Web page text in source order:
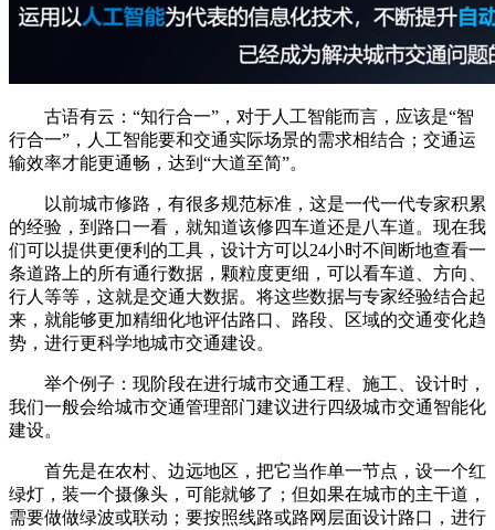
古语有云：“知行合一”，对于人工智能而言，应该是“智
行合一”，人工智能要和交通实际场景的需求相结合；交通运
输效率才能更通畅，达到“大道至简”。
以前城市修路，有很多规范标准，这是一代一代专家积累
的经验，到路口一看，就知道该修四车道还是八车道。现在我
们可以提供更便利的工具，设计方可以24小时不间断地查看一
条道路上的所有通行数据，颗粒度更细，可以看车道、方向、
行人等等，这就是交通大数据。将这些数据与专家经验结合起
来，就能够更加精细化地评估路口、路段、区域的交通变化趋
势，进行更科学地城市交通建设。
举个例子：现阶段在进行城市交通工程、施工、设计时，
我们一般会给城市交通管理部门建议进行四级城市交通智能化
建设。
首先是在农村、边远地区，把它当作单一节点，设一个红
绿灯，装一个摄像头，可能就够了；但如果在城市的主干道，
需要做做绿波或联动；要按照线路或路网层面设计路口，进行